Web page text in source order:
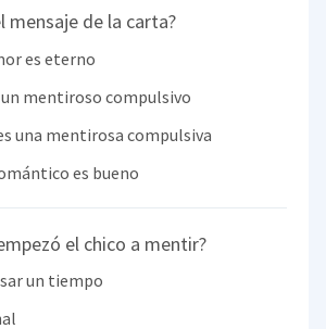
mensaje de la carta?
es eterno
un mentiroso compulsivo
una mentirosa compulsiva
es bueno
el chico a mentir?
un tiempo